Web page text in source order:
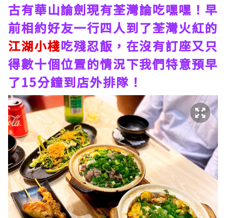
古有華山論劍現有荃灣論吃嘿嘿！早
前相約好友一行四人到了荃灣火紅的
江湖小棧吃殘忍飯，在沒有訂座又只
得數十個位置的情況下我們特意預早
了15分鐘到店外排隊！